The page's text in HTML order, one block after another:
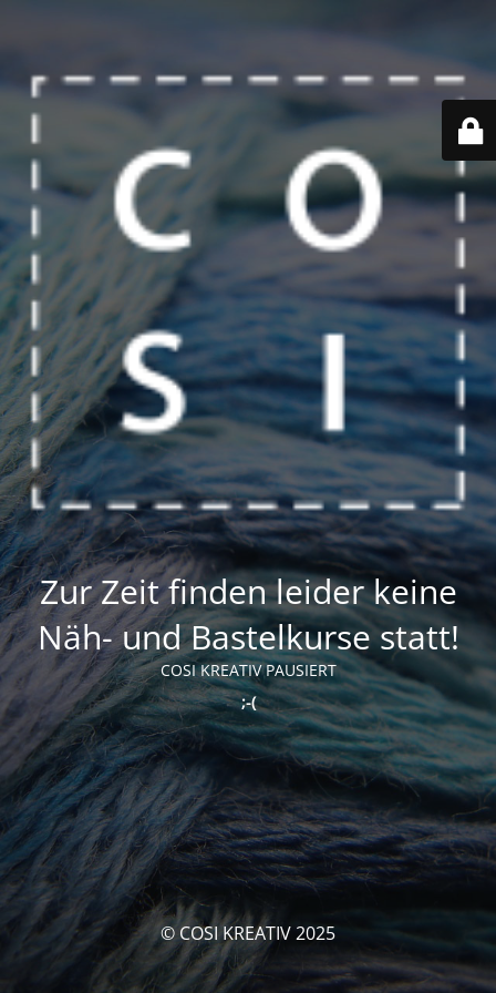
Zur Zeit finden leider keine
Näh- und Bastelkurse statt!
COSI KREATIV PAUSIERT
;-(
© COSI KREATIV 2025